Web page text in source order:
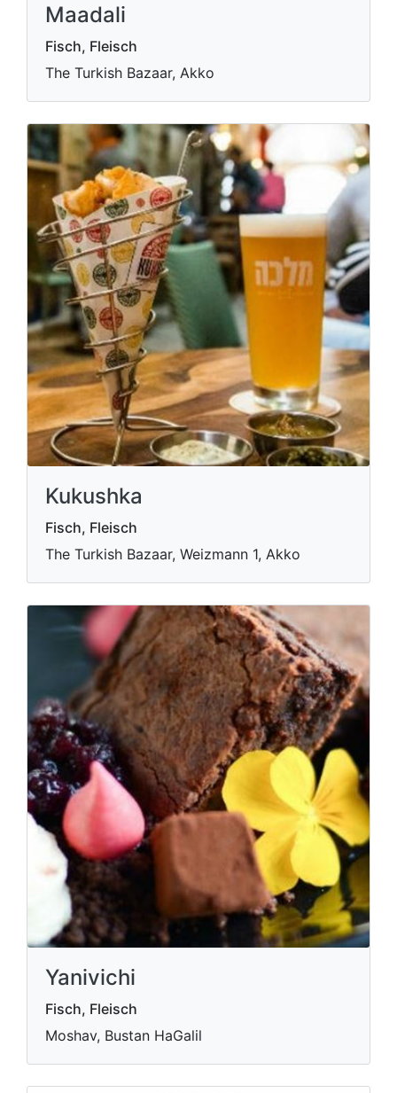
Maadali
Fisch, Fleisch
The Turkish Bazaar, Akko
Kukushka
Fisch, Fleisch
The Turkish Bazaar, Weizmann 1, Akko
Yanivichi
Fisch, Fleisch
Moshav, Bustan HaGalil